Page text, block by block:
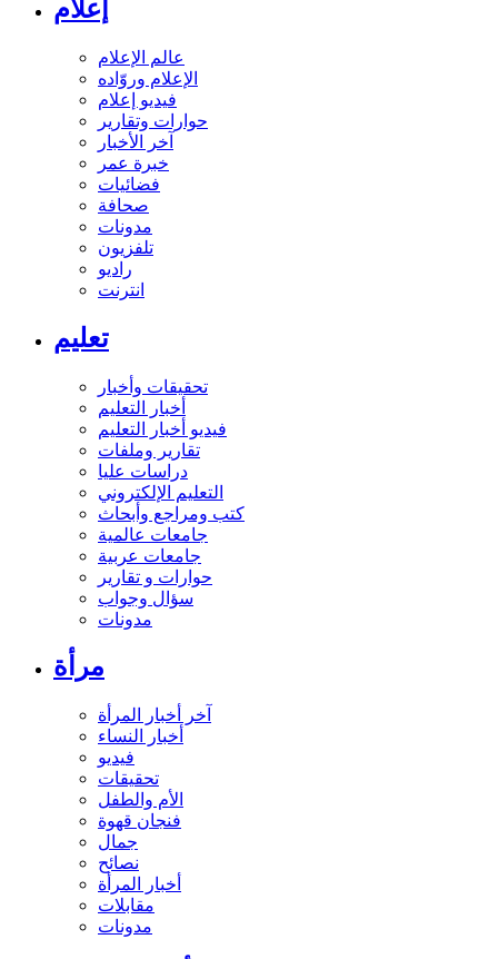
إعلام
عالم الإعلام
الإعلام وروّاده
فيديو إعلام
حوارات وتقارير
آخر الأخبار
خبرة عمر
فضائيات
صحافة
مدونات
تلفزيون
راديو
انترنت
تعليم
تحقيقات وأخبار
أخبار التعليم
فيديو أخبار التعليم
تقارير وملفات
دراسات عليا
التعليم الإلكتروني
كتب ومراجع وأبحاث
جامعات عالمية
جامعات عربية
حوارات و تقارير
سؤال وجواب
مدونات
مرأة
آخر أخبار المرأة
أخبار النساء
فيديو
تحقيقات
الأم والطفل
فنجان قهوة
جمال
نصائح
أخبار المرأة
مقابلات
مدونات